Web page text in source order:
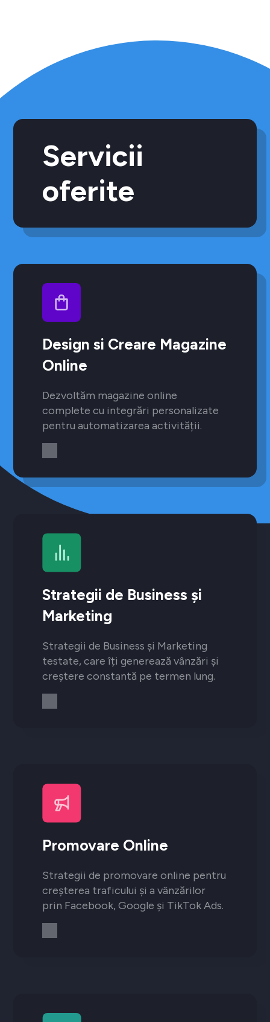
Servicii
oferite
Design si Creare Magazine
Online
Dezvoltăm magazine online
complete cu integrări personalizate
pentru automatizarea activității.
Strategii de Business și
Marketing
Strategii de Business și Marketing
testate, care îți generează vânzări și
creștere constantă pe termen lung.
Promovare Online
Strategii de promovare online pentru
creșterea traficului și a vânzărilor
prin Facebook, Google și TikTok Ads.